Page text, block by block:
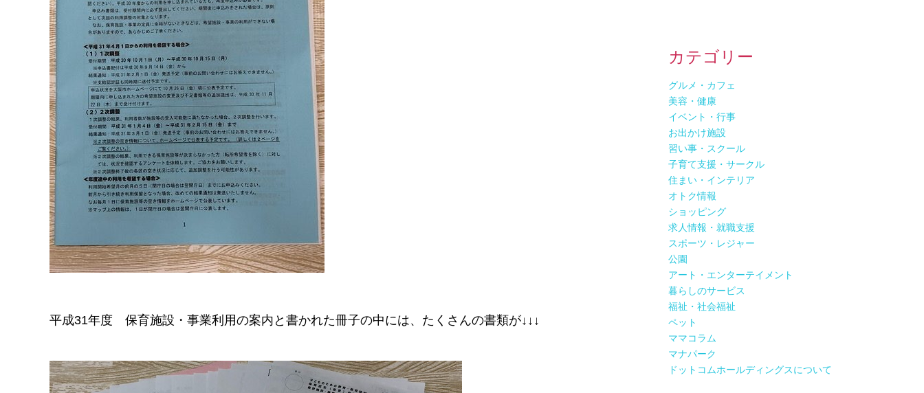
平成31年度 保育施設・事業利用の案内と書かれた冊子の中には、たくさんの書類が↓↓↓
カテゴリー
グルメ・カフェ
美容・健康
イベント・行事
お出かけ施設
習い事・スクール
子育て支援・サークル
住まい・インテリア
オトク情報
ショッピング
求人情報・就職支援
スポーツ・レジャー
公園
アート・エンターテイメント
暮らしのサービス
福祉・社会福祉
ペット
ママコラム
マナパーク
ドットコムホールディングスについて